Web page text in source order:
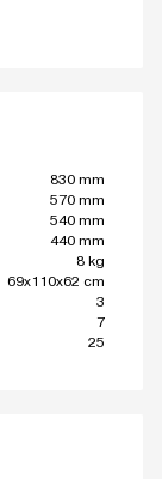
830 mm
570 mm
540 mm
440 mm
8 kg
69x110x62 cm
3
7
25